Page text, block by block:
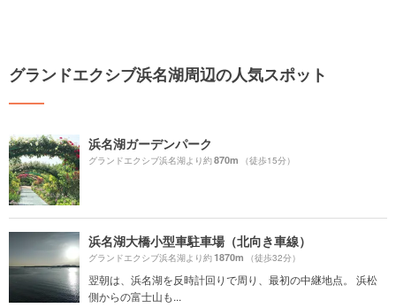
グランドエクシブ浜名湖周辺の人気スポット
浜名湖ガーデンパーク
グランドエクシブ浜名湖より約870m （徒歩15分）
浜名湖大橋小型車駐車場（北向き車線）
グランドエクシブ浜名湖より約1870m （徒歩32分）
翌朝は、浜名湖を反時計回りで周り、最初の中継地点。 浜松
側からの富士山も...